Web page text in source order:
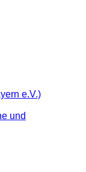
e.V.)
und